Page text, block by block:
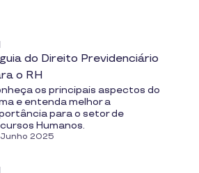
do Direito Previdenciário
o RH
os principais aspectos do
e entenda melhor a
para o setor de
Humanos.
Junho 2025